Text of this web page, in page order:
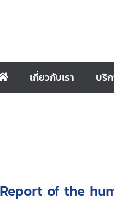
เกี่ยวกับเรา บริ
Report of the